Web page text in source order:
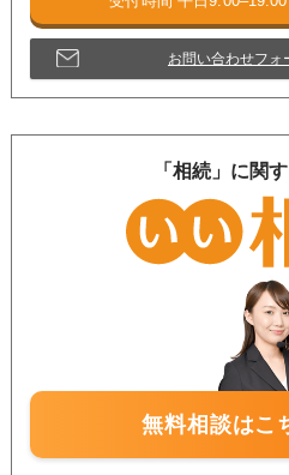
お問い合わせフォ
「相続」に関
無料相談はこ